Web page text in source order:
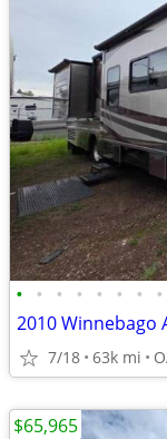
• • • • • • • •
2010 Winnebago
7/18 63k mi
$65,965